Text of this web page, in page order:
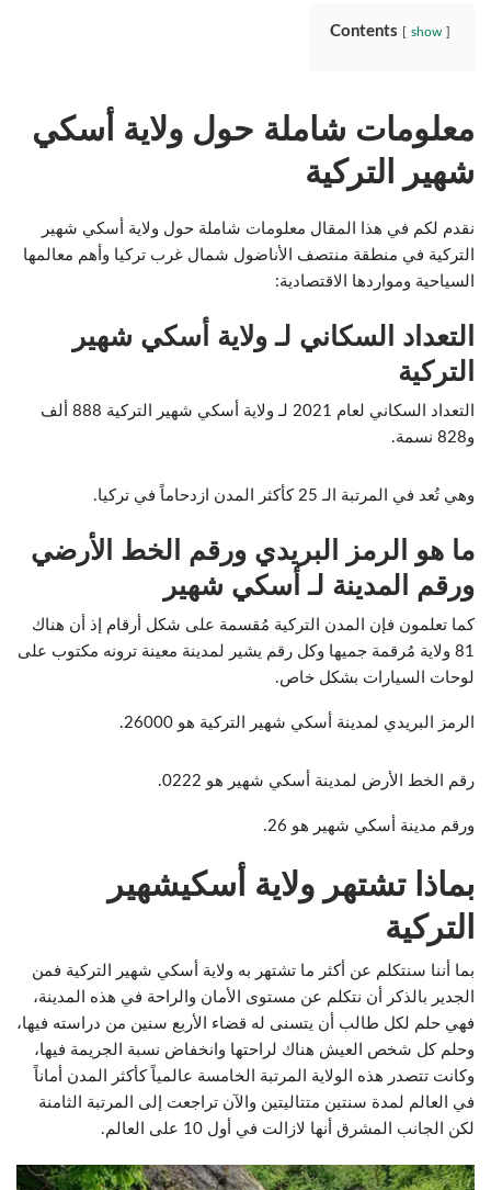
Contents show
معلومات شاملة حول ولاية أسكي
شهير التركية
نقدم لكم في هذا المقال معلومات شاملة حول ولاية أسكي شهير
التركية في منطقة منتصف الأناضول شمال غرب تركيا وأهم معالمها
السياحية ومواردها الاقتصادية:
التعداد السكاني لـ ولاية أسكي شهير
التركية
التعداد السكاني لعام 2021 لـ ولاية أسكي شهير التركية 888 ألف
و828 نسمة.
وهي تُعد في المرتبة الـ 25 كأكثر المدن ازدحاماً في تركيا.
ما هو الرمز البريدي ورقم الخط الأرضي
ورقم المدينة لـ أسكي شهير
كما تعلمون فإن المدن التركية مُقسمة على شكل أرقام إذ أن هناك
81 ولاية مُرقمة جميها وكل رقم يشير لمدينة معينة ترونه مكتوب على
لوحات السيارات بشكل خاص.
الرمز البريدي لمدينة أسكي شهير التركية هو 26000.
رقم الخط الأرض لمدينة أسكي شهير هو 0222.
ورقم مدينة أسكي شهير هو 26.
بماذا تشتهر ولاية أسكيشهير
التركية
بما أننا سنتكلم عن أكثر ما تشتهر به ولاية أسكي شهير التركية فمن
الجدير بالذكر أن نتكلم عن مستوى الأمان والراحة في هذه المدينة،
فهي حلم لكل طالب أن يتسنى له قضاء الأربع سنين من دراسته فيها،
وحلم كل شخص العيش هناك لراحتها وانخفاض نسبة الجريمة فيها،
وكانت تتصدر هذه الولاية المرتبة الخامسة عالمياً كأكثر المدن أماناً
في العالم لمدة سنتين متتاليتين والآن تراجعت إلى المرتبة الثامنة
لكن الجانب المشرق أنها لازالت في أول 10 على العالم.